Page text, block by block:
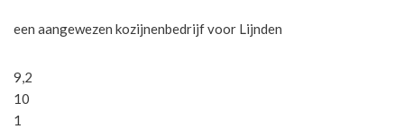
een aangewezen kozijnenbedrijf voor Lijnden
9,2
10
1